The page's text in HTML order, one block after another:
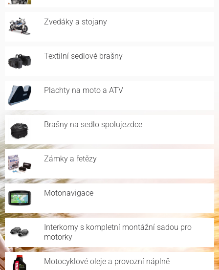
Zvedáky a stojany
Textilní sedlové brašny
Plachty na moto a ATV
Brašny na sedlo spolujezdce
Zámky a řetězy
Motonavigace
Interkomy s kompletní montážní sadou pro
motorky
Motocyklové oleje a provozní náplně